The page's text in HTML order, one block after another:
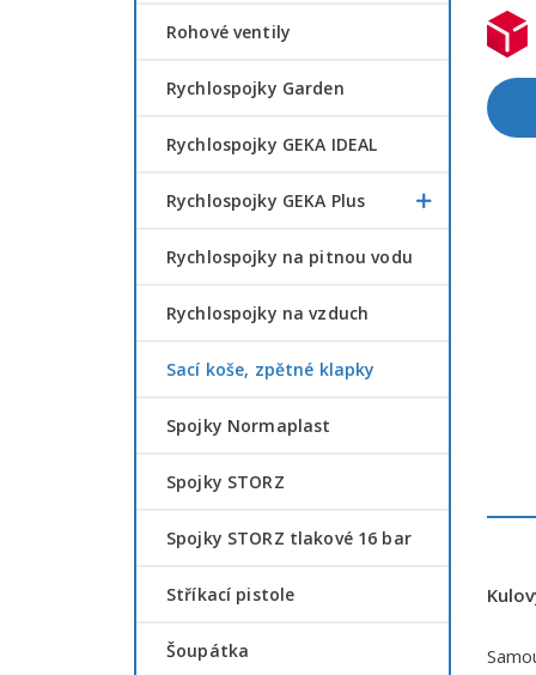
Rohové ventily
Rychlospojky Garden
Rychlospojky GEKA IDEAL
Rychlospojky GEKA Plus
Rychlospojky na pitnou vodu
Rychlospojky na vzduch
Sací koše, zpětné klapky
Spojky Normaplast
Spojky STORZ
Spojky STORZ tlakové 16 bar
Stříkací pistole
šoupátka